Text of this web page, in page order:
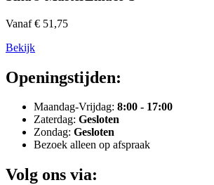
Vanaf € 51,75
Bekijk
Openingstijden:
Maandag-Vrijdag: 8:00 - 17:00
Zaterdag: Gesloten
Zondag: Gesloten
Bezoek alleen op afspraak
Volg ons via: